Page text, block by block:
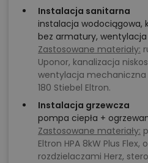
Instalacja sanitarna
instalacja wodociągowa,
bez armatury,
Zastosowane materiały:
Uponor, kanalizacja
wentylacja mechaniczna
180 Stiebel Eltron.
Instalacja grzewcza
pompa ciepła +
Zastosowane materiały:
Eltron HPA 8kW Plus
rozdzielaczami Herz,